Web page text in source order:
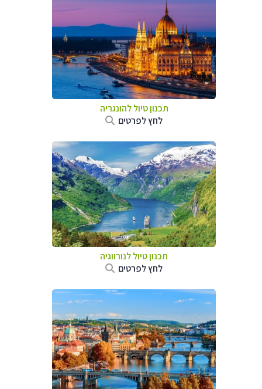
תכנון טיול להונגריה
לחץ לפרטים
תכנון טיול לנורווגיה
לחץ לפרטים